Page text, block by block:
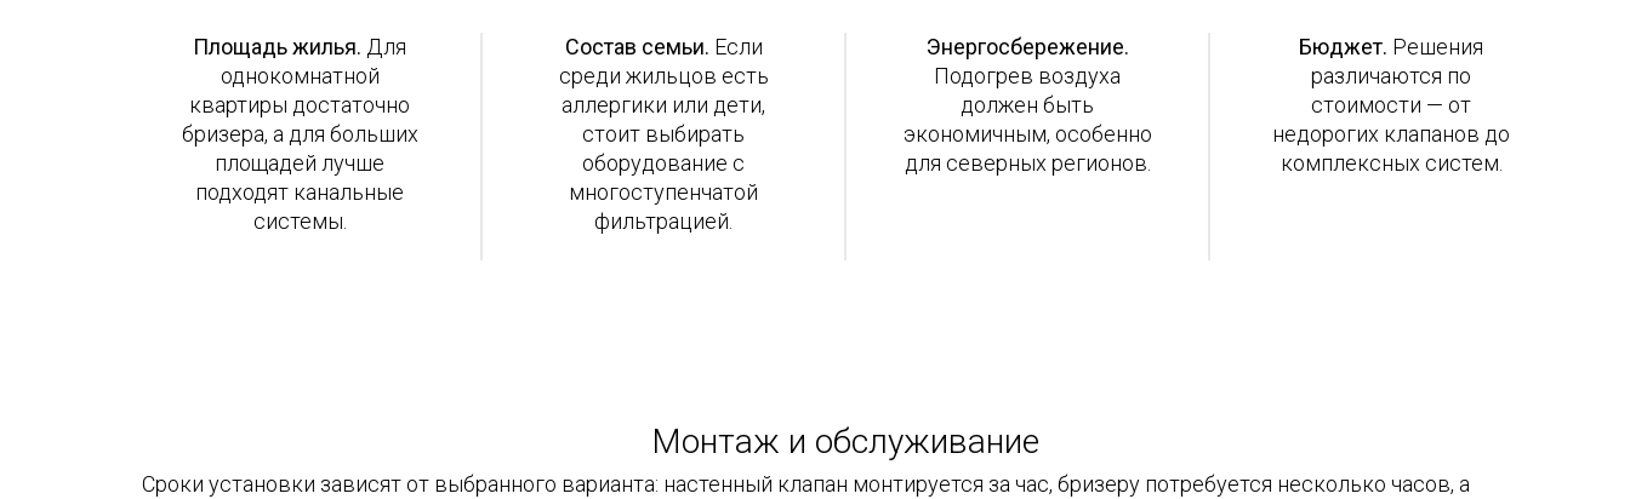
Площадь жилья. Для
однокомнатной
квартиры достаточно
бризера, а для больших
площадей лучше
подходят канальные
системы.
Состав семьи. Если
среди жильцов есть
аллергики или дети,
стоит выбирать
оборудование с
многоступенчатой
фильтрацией.
Энергосбережение.
Подогрев воздуха
должен быть
экономичным, особенно
для северных регионов.
Бюджет. Решения
различаются по
стоимости — от
недорогих клапанов до
комплексных систем.
Монтаж и обслуживание
Сроки установки зависят от выбранного варианта: настенный клапан монтируется за час, бризеру потребуется несколько часов, а